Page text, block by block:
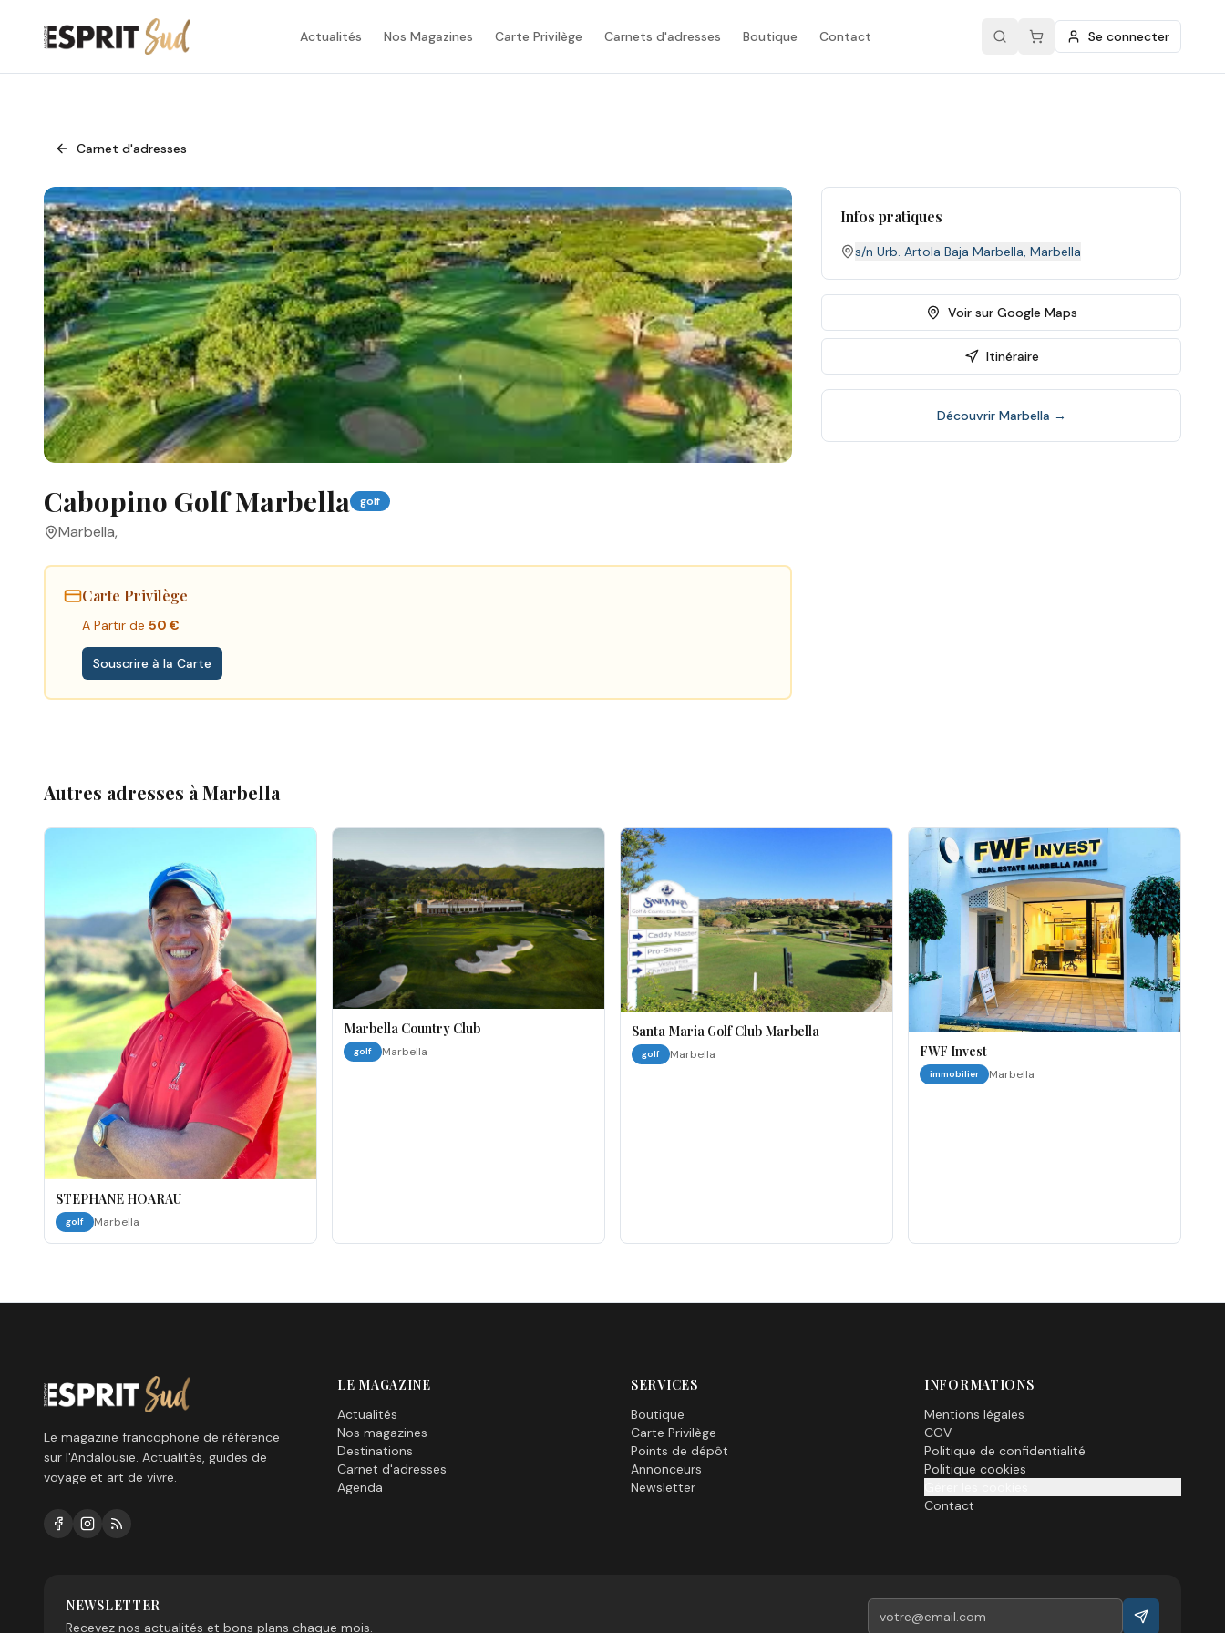
Actualités Nos Magazines Carte Privilège Carnets d'adresses Boutique Contact Se connecter
Carnet d'adresses
Cabopino Golf Marbella golf
Marbella,
Carte Privilège
A Partir de 50 €
Souscrire à la Carte
Infos pratiques
s/n Urb. Artola Baja Marbella,Marbella
Voir sur Google Maps
Itinéraire
Découvrir Marbella →
Autres adresses à Marbella
STEPHANE HOARAU
golf Marbella
Marbella Country Club
golf Marbella
Santa Maria Golf Club Marbella
golf Marbella FWF Invest
immobilier Marbella
Le magazine francophone de référence
sur l'Andalousie. Actualités, guides de
voyage et art de vivre.
LE MAGAZINE
Actualités
Nos magazines
Destinations
Carnet d'adresses
Agenda
SERVICES
Boutique
Carte Privilège
Points de dépôt
Annonceurs
Newsletter
INFORMATIONS
Mentions légales
CGV
Politique de confidentialité
Politique cookies
Contact
NEWSLETTER
Recevez nos actualités et bons plans chaque mois.